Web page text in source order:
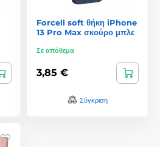
Forcell soft θήκη iPhone
13 Pro Max σκούρο μπλε
Σε απόθεμα
3,85 €
Σύγκριση